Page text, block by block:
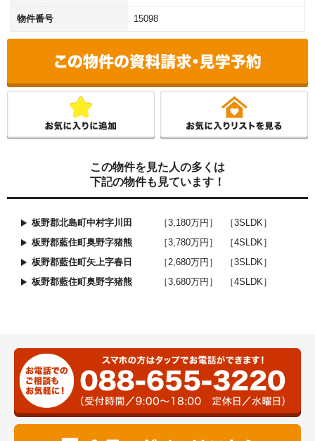
物件番号 15098
この物件を見た人の多くは
下記の物件も見ています！
板野郡北島町中村字川田 ［3,180万円］
［3SLDK］
板野郡藍住町奥野字猪熊
［3,780万円］
［4SLDK］
板野郡藍住町矢上字春日
［2,680万円］
［3SLDK］
板野郡藍住町奥野字猪熊
［3,680万円］ ［4SLDK］